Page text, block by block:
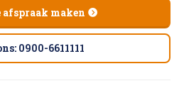
afspraak maken
0900-6611111